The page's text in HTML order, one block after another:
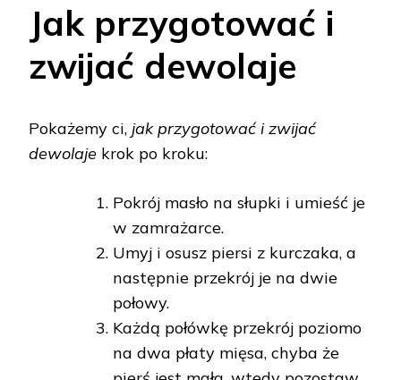
Jak przygotować i
zwijać dewolaje
Pokażemy ci, jak przygotować i zwijać
dewolaje krok po kroku:
Pokrój masło na słupki i umieść je
w zamrażarce.
Umyj i osusz piersi z kurczaka, a
następnie przekrój je na dwie
połowy.
Każdą połówkę przekrój poziomo
na dwa płaty mięsa, chyba że